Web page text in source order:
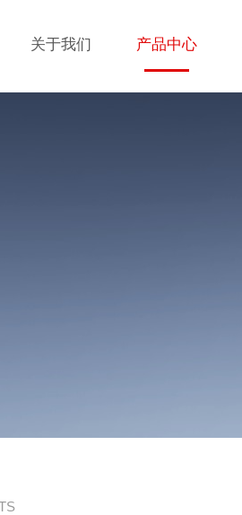
关于我们 产品中心